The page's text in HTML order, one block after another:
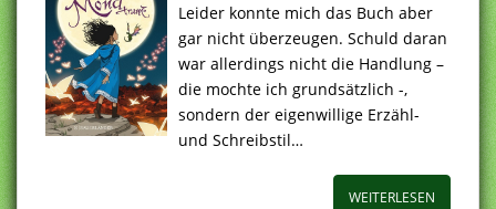
Leider konnte mich das Buch aber
gar nicht überzeugen. Schuld daran
war allerdings nicht die Handlung –
die mochte ich grundsätzlich -,
sondern der eigenwillige Erzähl-
und Schreibstil…
WEITERLESEN